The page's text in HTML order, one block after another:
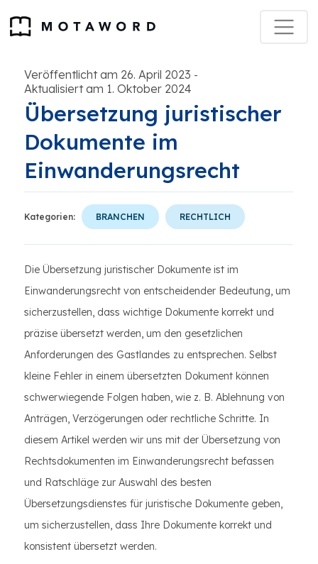
Veröffentlicht am 26. April 2023 -
Aktualisiert am 1. Oktober 2024
Übersetzung juristischer
Dokumente im
Einwanderungsrecht
Kategorien: BRANCHEN RECHTLICH
Die Übersetzung juristischer Dokumente ist im
Einwanderungsrecht von entscheidender Bedeutung, um
sicherzustellen, dass wichtige Dokumente korrekt und
präzise übersetzt werden, um den gesetzlichen
Anforderungen des Gastlandes zu entsprechen. Selbst
kleine Fehler in einem übersetzten Dokument können
schwerwiegende Folgen haben, wie z. B. Ablehnung von
Anträgen, Verzögerungen oder rechtliche Schritte. In
diesem Artikel werden wir uns mit der Übersetzung von
Rechtsdokumenten im Einwanderungsrecht befassen
und Ratschläge zur Auswahl des besten
Übersetzungsdienstes für juristische Dokumente geben,
um sicherzustellen, dass Ihre Dokumente korrekt und
konsistent übersetzt werden.